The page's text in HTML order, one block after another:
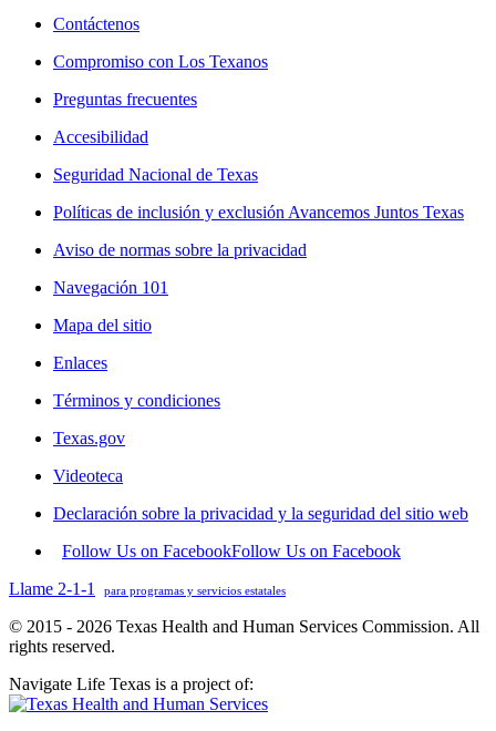
Contáctenos
Compromiso con Los Texanos
Preguntas frecuentes
Accesibilidad
Seguridad Nacional de Texas
Políticas de inclusión y exclusión Avancemos Juntos Texas
Aviso de normas sobre la privacidad
Navegación 101
Mapa del sitio
Enlaces
Términos y condiciones
Texas.gov
Videoteca
Declaración sobre la privacidad y la seguridad del sitio web
Follow Us on FacebookFollow Us on Facebook
Llame 2-1-1
para programas y servicios estatales
© 2015 - 2026 Texas Health and Human Services Commission. All
rights reserved.
Navigate Life Texas is a project of: